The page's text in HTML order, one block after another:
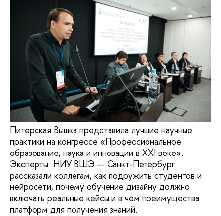
Питерская Вышка представила лучшие научные
практики на конгрессе «Профессиональное
образование, наука и инновации в XXI веке».
Эксперты НИУ ВШЭ — Санкт-Петербург
рассказали коллегам, как подружить студентов и
нейросети, почему обучение дизайну должно
включать реальные кейсы и в чем преимущества
платформ для получения знаний.